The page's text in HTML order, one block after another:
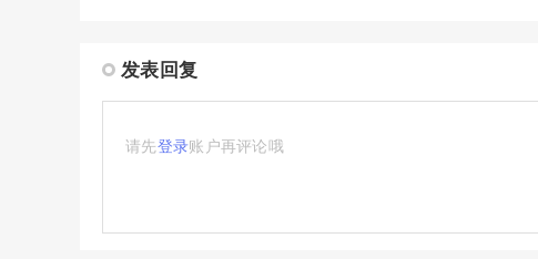
发表回复
请先登录账户再评论哦